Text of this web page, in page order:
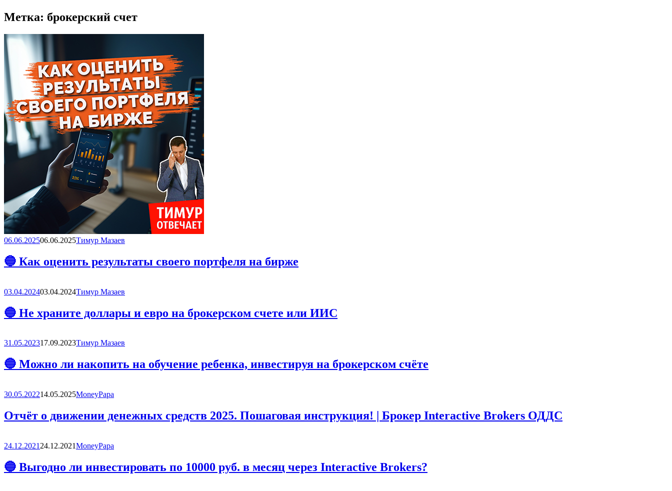
Метка: брокерский счет
06.06.202506.06.2025Тимур Мазаев
🔵 Как оценить результаты своего портфеля на бирже
03.04.202403.04.2024Тимур Мазаев
🔵 Не храните доллары и евро на брокерском счете или ИИС
31.05.202317.09.2023Тимур Мазаев
🔵 Можно ли накопить на обучение ребенка, инвестируя на брокерском счёте
30.05.202214.05.2025MoneyPapa
Отчёт о движении денежных средств 2025. Пошаговая инструкция! | Брокер Interactive Brokers ОДДС
24.12.2021 24.12.2021MoneyPapa
🔵 Выгодно ли инвестировать по 10000 руб. в месяц через Interactive Brokers?